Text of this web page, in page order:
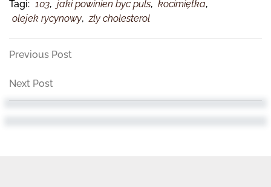
Tagi: 103, jaki powinien byc puls, kocimiętka,
olejek rycynowy, zly cholesterol
Nawigacja
wpisu
Previous
Previous Post
Next
Post
Next Post